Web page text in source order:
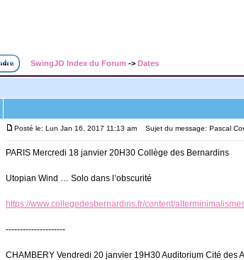
SwingJO Index du Forum -> Dates
Posté le: Lun Jan 16, 2017 11:13 am Sujet du message: Pascal
PARIS Mercredi 18 janvier 20H30 Collège des Bernardins
Utopian Wind … Solo dans l’obscurité
https://www.collegedesbernardins.fr/content/
---------------------
CHAMBERY Vendredi 20 janvier 19H30 Auditorium Cité des